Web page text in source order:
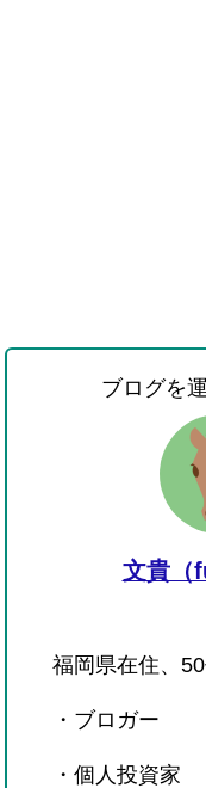
ブログを
文貴（
福岡県在住、
・ブロガー
・個人投資家